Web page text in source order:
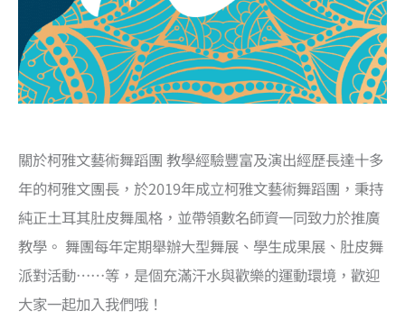
關於柯雅文藝術舞蹈團 教學經驗豐富及演出經歷長達十多
年的柯雅文團長，於2019年成立柯雅文藝術舞蹈團，秉持
純正土耳其肚皮舞風格，並帶領數名師資一同致力於推廣
教學。 舞團每年定期舉辦大型舞展、學生成果展、肚皮舞
派對活動……等，是個充滿汗水與歡樂的運動環境，歡迎
大家一起加入我們哦！